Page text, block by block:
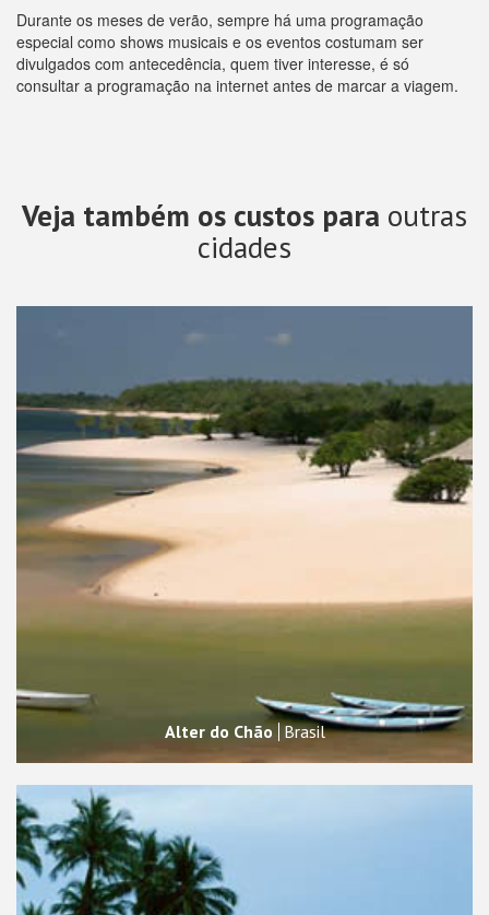
Durante os meses de verão, sempre há uma programação
especial como shows musicais e os eventos costumam ser
divulgados com antecedência, quem tiver interesse, é só
consultar a programação na internet antes de marcar a viagem.
Veja também os custos para outras
cidades
Alter do Chão Brasil